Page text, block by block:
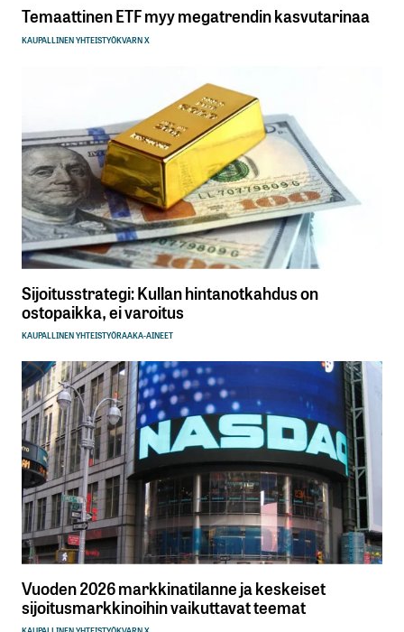
Temaattinen ETF myy megatrendin kasvutarinaa
KAUPALLINEN YHTEISTYÖKVARN X
Sijoitusstrategi: Kullan hintanotkahdus on
ostopaikka, ei varoitus
KAUPALLINEN YHTEISTYÖRAAKA-AINEET
Vuoden 2026 markkinatilanne ja keskeiset
sijoitusmarkkinoihin vaikuttavat teemat